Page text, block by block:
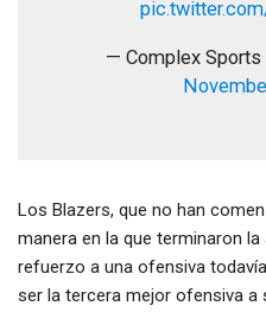
— Complex Sports
Los Blazers, que no han
manera en la que terminaron
refuerzo a una ofensiva
ser la tercera mejor ofensiva a